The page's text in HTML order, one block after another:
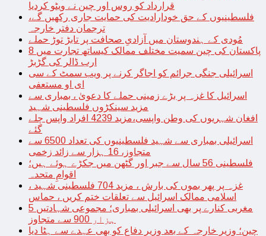
قرارداد کو روس اور چین نے ویٹو کردیا
فلسطینیوں کے حق خودارادیت کی حمایت جاری رکھیں گے،
ترجمان دفتر خارجہ
مُودی کے ہندوستان میں آزادیِ صحافت پر تابڑ توڑ حملے
پاکستان کی چین سمیت مختلف ممالک کیساتھ تجارت میں 8
ارب ڈالر کی گڑبڑ
اسرائیلی جنگی جرائم کو اجاگر کرنے پر ویب سمٹ کے سی
ای او مستعفی
اسرائیل کا غزہ پر بڑے زمینی حملے کا دعویٰ ، بمباری سے
مزید سینکڑوں فلسطینی شہید
افغان شہریوں کی وطن واپسی،مزید 4239 افراد واپس چلے
گئے
اسرائیلی بمباری سے شہید فلسطینیوں کی تعداد 6500 سے
متجاوز، 16 ہزار سے زائد زخمی
فلسطینی 56 سال سے جبر اور گٹھن میں جکڑے ہوئے ہیں؛
اقوامِ متحدہ
غزہ پر پھر بموں کی بارش ، مزید 704 فلسطینی شہید ،
اسلامی ممالک اسرائیل سے تعلقات ختم کریں ، حماس
مغربی کنارے پر بھی اسرائیلی بمباری؛ مجموعی شہادتیں 5
ہزار 900 سے متجاوز
چین؛ وزیر خارجہ کے بعد وزیر دفاع کو بھی عہدے سے ہٹا دیا